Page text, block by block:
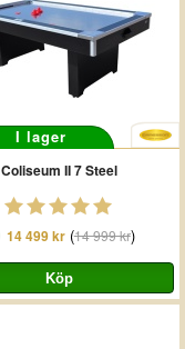
I lager
Coliseum II 7 Steel
14 499 kr(14 999 kr)